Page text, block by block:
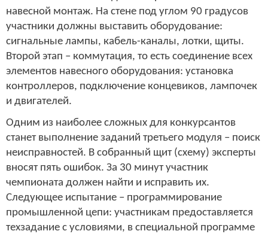
навесной монтаж. На стене под углом 90 градусов
участники должны выставить оборудование:
сигнальные лампы, кабель-каналы, лотки, щиты.
Второй этап – коммутация, то есть соединение всех
элементов навесного оборудования: установка
контроллеров, подключение концевиков, лампочек
и двигателей.
Одним из наиболее сложных для конкурсантов
станет выполнение заданий третьего модуля – поиск
неисправностей. В собранный щит (схему) эксперты
вносят пять ошибок. За 30 минут участник
чемпионата должен найти и исправить их.
Следующее испытание – программирование
промышленной цепи: участникам предоставляется
техзадание с условиями, в специальной программе